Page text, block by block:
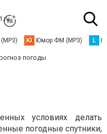
Ю Юмор ФМ (MP3) L
погоды
условиях делать
погодные спутники,